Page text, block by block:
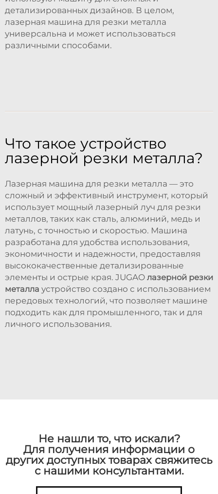
детализированных дизайнов. В целом,
лазерная машина для резки металла
универсальна и может использоваться
различными способами.
Что такое устройство
лазерной резки металла?
Лазерная машина для резки металла — это
сложный и эффективный инструмент, который
использует мощный лазерный луч для резки
металлов, таких как сталь, алюминий, медь и
латунь, с точностью и скоростью. Машина
разработана для удобства использования,
экономичности и надежности, предоставляя
высококачественные детализированные
элементы и острые края. JUGAO лазерной резки
металла устройство создано с использованием
передовых технологий, что позволяет машине
подходить как для промышленного, так и для
личного использования.
Не нашли то, что искали?
Для получения информации о
других доступных товарах свяжитесь
с нашими консультантами.